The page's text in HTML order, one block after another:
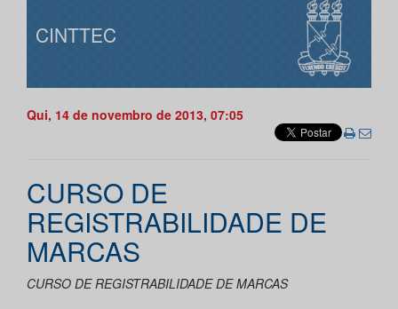
CINTTEC
Qui, 14 de novembro de 2013, 07:05
CURSO DE
REGISTRABILIDADE DE
MARCAS
CURSO DE REGISTRABILIDADE DE MARCAS